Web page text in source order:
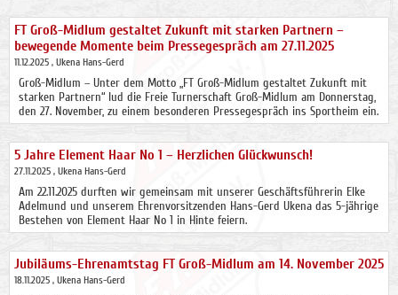
FT Groß-Midlum gestaltet Zukunft mit starken Partnern –
bewegende Momente beim Pressegespräch am 27.11.2025
11.12.2025 , Ukena Hans-Gerd
Groß-Midlum – Unter dem Motto „FT Groß-Midlum gestaltet Zukunft mit
starken Partnern“ lud die Freie Turnerschaft Groß-Midlum am Donnerstag,
den 27. November, zu einem besonderen Pressegespräch ins Sportheim ein.
5 Jahre Element Haar No 1 – Herzlichen Glückwunsch!
27.11.2025 , Ukena Hans-Gerd
Am 22.11.2025 durften wir gemeinsam mit unserer Geschäftsführerin Elke
Adelmund und unserem Ehrenvorsitzenden Hans-Gerd Ukena das 5-jährige
Bestehen von Element Haar No 1 in Hinte feiern.
Jubiläums-Ehrenamtstag FT Groß-Midlum am 14. November 2025
18.11.2025 , Ukena Hans-Gerd